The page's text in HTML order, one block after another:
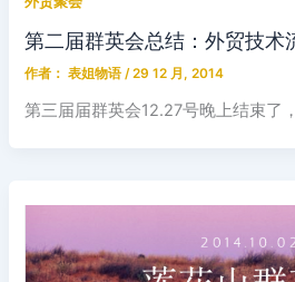
第二届群英会总结：外贸技术
作者： 表姐物语/29 12 月, 2014
第三届届群英会12.27号晚上结束了